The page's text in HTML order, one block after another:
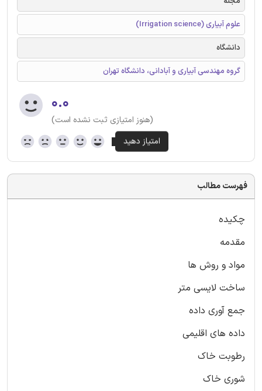
علوم آبیاری (Irrigation science)
دانشگاه
گروه مهندسی آبیاری و آبادانی، دانشگاه تهران
۰.۰
(هنوز امتیازی ثبت نشده است)
فهرست مطالب
چکیده
مقدمه
مواد و روش ها
ساخت لایسی متر
جمع آوری داده
داده های اقلیمی
رطوبت خاک
شوری خاک